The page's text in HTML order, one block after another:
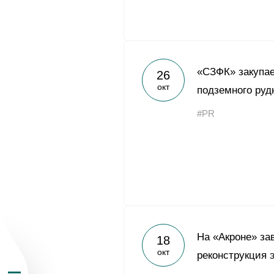
О Группе «Акрон»
Устойчивое
26
окт
«СЗФК»
подземного
#PR
18
окт
На «Акроне»
реконструкция